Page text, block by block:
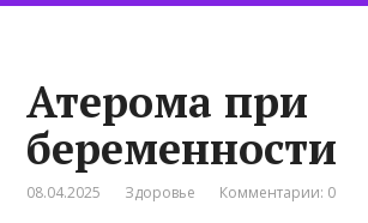
Атерома при
беременности
08.04.2025 Здоровье Комментарии: 0